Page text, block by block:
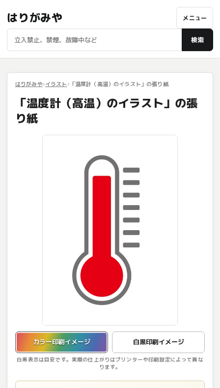
はりがみや
検索
メニュー
はりがみや イラスト 「温度計（高温）のイラスト」の張り紙
「温度計（高温）のイラスト」の張
り紙
カラー印刷イメージ 白黒印刷イメージ
白黒表示は目安です。実際の仕上がりはプリンターや印刷設定によって異な
ります。
カラー印刷イメージを表示しています。